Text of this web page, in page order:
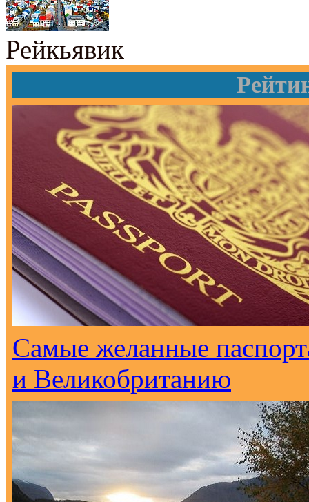
Рейкьявик
Самые желанные
и Великобританию